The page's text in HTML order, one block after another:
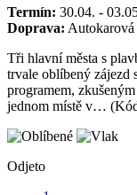
Termín:30.04. -
Tři hlavní města s
trvale oblíbený zájezd
programem,